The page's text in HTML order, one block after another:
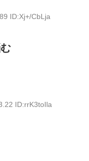
ID:Xj+/CbLja
ID:rrK3toIla